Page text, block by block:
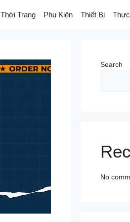
Thời Trang Phụ Kiện Thiết Bị
Search
No